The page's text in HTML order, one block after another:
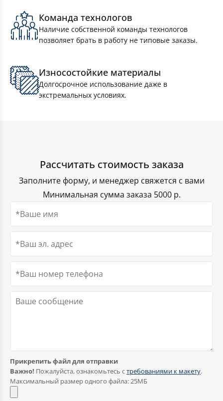
Комплект Флагов России 15×22см 10 штук
Флаги оптом
Команда технологов
Наличие собственной команды технологов
позволяет брать в работу не типовые заказы.
Износостойкие материалы
Долгосрочное использование даже в
экстремальных условиях.
Рассчитать стоимость заказа
Заполните форму, и менеджер свяжется с вами
Минимальная сумма заказа 5000 р.
Прикрепить файл для отправки
Важно! Пожалуйста, ознакомьтесь стребованиями к макету.
Максимальный размер одного файла: 25МБ